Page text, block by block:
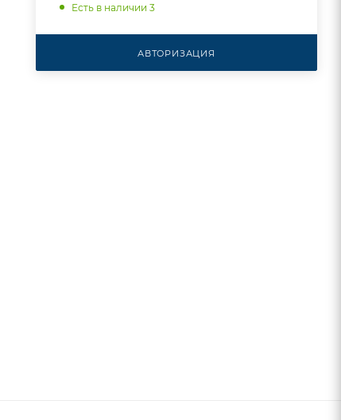
Есть в наличии 3
АВТОРИЗАЦИЯ